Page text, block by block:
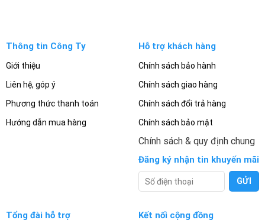
Thông tin Công Ty
Giới thiệu
Liên hệ, góp ý
Phương thức thanh toán
Hướng dẫn mua hàng
Hỗ trợ khách hàng
Chính sách bảo hành
Chính sách giao hàng
Chính sách đổi trả hàng
Chính sách bảo mật
Chính sách & quy định chung
Đăng ký nhận tin khuyến mãi
Tổng đài hỗ trợ Kết nối cộng đồng